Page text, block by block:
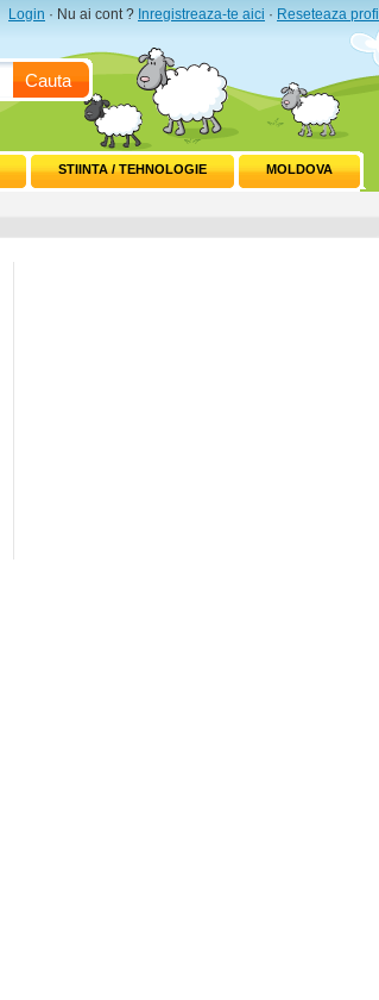
Login · Nu ai cont ? Inregistreaza-te aici · Reseteaza profil
Cauta
STIINTA / TEHNOLOGIE MOLDOVA